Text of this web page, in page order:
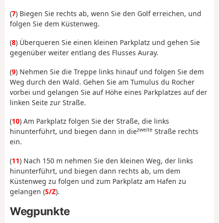
(7) Biegen Sie rechts ab, wenn Sie den Golf erreichen, und
folgen Sie dem Küstenweg.
(8) Überqueren Sie einen kleinen Parkplatz und gehen Sie
gegenüber weiter entlang des Flusses Auray.
(9) Nehmen Sie die Treppe links hinauf und folgen Sie dem
Weg durch den Wald. Gehen Sie am Tumulus du Rocher
vorbei und gelangen Sie auf Höhe eines Parkplatzes auf der
linken Seite zur Straße.
(10) Am Parkplatz folgen Sie der Straße, die links
hinunterführt, und biegen dann in diezweite Straße rechts
ein.
(11) Nach 150 m nehmen Sie den kleinen Weg, der links
hinunterführt, und biegen dann rechts ab, um dem
Küstenweg zu folgen und zum Parkplatz am Hafen zu
gelangen (S/Z).
Wegpunkte